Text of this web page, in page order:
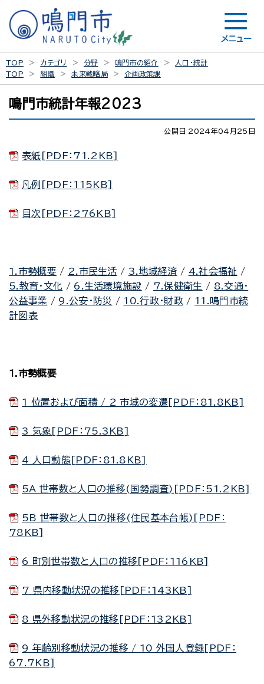
メニュー
TOP カテゴリ 分野 鳴門市の紹介
人口・統計
TOP
組織 未来戦略局 企画政策課
鳴門市統計年報2023
公開日 2024年04月25日
表紙[PDF：71.2KB]
凡例[PDF：115KB]
目次[PDF：276KB]
1.市勢概要/ 2.市民生活 / 3.地域経済/ 4.社会福祉 /
5.教育・文化 / 6.生活環境施設 / 7.保健衛生 / 8.交通・
公益事業 / 9.公安・防災 / 10.行政・財政 / 11.鳴門市統
計図表
1.市勢概要
1 位置および面積 / 2 市域の変遷[PDF：81.8KB]
3 気象[PDF：75.3KB]
4 人口動態[PDF：81.8KB]
5A 世帯数と人口の推移(国勢調査)[PDF：51.2KB]
5B 世帯数と人口の推移(住民基本台帳)[PDF：
78KB]
6 町別世帯数と人口の推移[PDF：116KB]
7 県内移動状況の推移[PDF：143KB]
8 県外移動状況の推移[PDF：132KB]
9 年齢別移動状況の推移 / 10 外国人登録[PDF：
67.7KB]